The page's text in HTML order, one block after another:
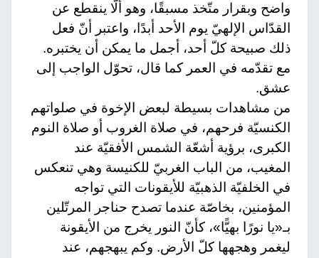
واضح وبقرار متّخذ مسبقًا، وهو ألّا ينقطع عن
القدّاس الإلهيّ يوم الأحد أبدًا، واعتبر أنّ فعل
ذلك صبيحة كلّ أحد، أجمل ما يمكن أن يختبره.
مع تقدّمه في العمر كما قال، تحوّل الواجب إلى
عشق.
من مشاهدات بسيطة لبعض الإخوة في صلواتهم
الكنسيّة فرحهم، في صلاة الغروب أو صلاة النوم
الكبرى، برؤية أشعّة الشمس الأفقيّة عند
المغيب، من الباب الغربيّ للكنيسة وهي تنعكس
في الخلفيّة الذهبيّة للأيقونات التي تواجه
المؤمنين، بخاصّة عندما تصدح حناجر المرتّلين
بـ«يا نورًا بهيًّا»، كأنّ النور يخرج من الأيقونة
ليغمر وهجهها كلّ الأرض. وكم يبهجهم، عند